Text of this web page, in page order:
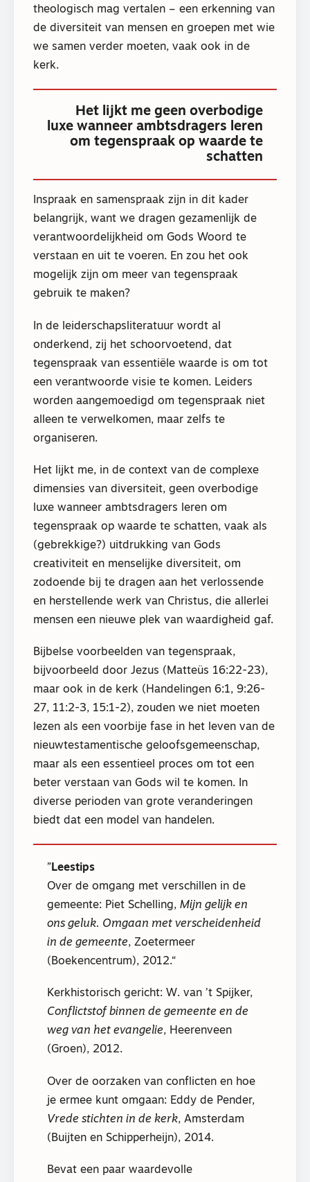
theologisch mag vertalen – een erkenning van
de diversiteit van mensen en groepen met wie
we samen verder moeten, vaak ook in de
kerk.
Het lijkt me geen overbodige
luxe wanneer ambtsdragers leren
om tegenspraak op waarde te
schatten
Inspraak en samenspraak zijn in dit kader
belangrijk, want we dragen gezamenlijk de
verantwoordelijkheid om Gods Woord te
verstaan en uit te voeren. En zou het ook
mogelijk zijn om meer van tegenspraak
gebruik te maken?
In de leiderschapsliteratuur wordt al
onderkend, zij het schoorvoetend, dat
tegenspraak van essentiële waarde is om tot
een verantwoorde visie te komen. Leiders
worden aangemoedigd om tegenspraak niet
alleen te verwelkomen, maar zelfs te
organiseren.
Het lijkt me, in de context van de complexe
dimensies van diversiteit, geen overbodige
luxe wanneer ambtsdragers leren om
tegenspraak op waarde te schatten, vaak als
(gebrekkige?) uitdrukking van Gods
creativiteit en menselijke diversiteit, om
zodoende bij te dragen aan het verlossende
en herstellende werk van Christus, die allerlei
mensen een nieuwe plek van waardigheid gaf.
Bijbelse voorbeelden van tegenspraak,
bijvoorbeeld door Jezus (Matteüs 16:22-23),
maar ook in de kerk (Handelingen 6:1, 9:26-
27, 11:2-3, 15:1-2), zouden we niet moeten
lezen als een voorbije fase in het leven van de
nieuwtestamentische geloofsgemeenschap,
maar als een essentieel proces om tot een
beter verstaan van Gods wil te komen. In
diverse perioden van grote veranderingen
biedt dat een model van handelen.
Leestips
Over de omgang met verschillen in de
gemeente: Piet Schelling, Mijn gelijk en
ons geluk. Omgaan met verscheidenheid
in de gemeente, Zoetermeer
(Boekencentrum), 2012.
Kerkhistorisch gericht: W. van ’t Spijker,
Conflictstof binnen de gemeente en de
weg van het evangelie, Heerenveen
(Groen), 2012.
Over de oorzaken van conflicten en hoe
je ermee kunt omgaan: Eddy de Pender,
Vrede stichten in de kerk, Amsterdam
(Buijten en Schipperheijn), 2014.
Bevat een paar waardevolle